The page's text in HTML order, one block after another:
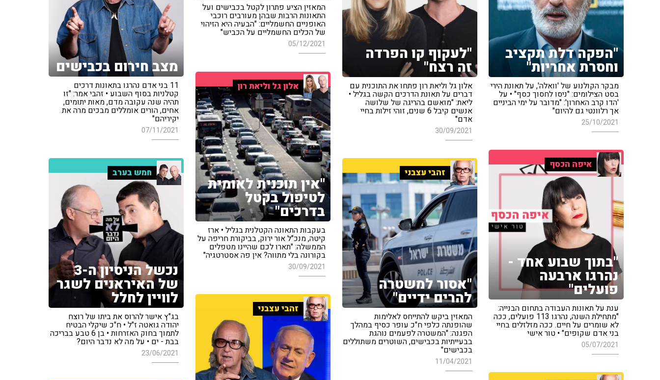
המאזין הציע פתרון לקטל בכבישים ועל
התאונות הרבות שבהן מעורבים רוכבי
האופניים החשמליים: "הבעיה היא הזיהוי
של הכלים החשמליים על הכביש"
05/12/2021
מצב חירום בכבישים
11 בני אדם נהרגו בתאונות דרכים
קטלניות בסוף השבוע • זהבי אמר: "זו
תהיה שנה עקובה מדם, מאות יתומים,
אחים, הורים אומללים מבכים מרה את
יקיריהם"
07/11/2021
"הפקה דלת תקציב
וחסרת אחריות"
מבקר הקולנוע של 'וואלה', על תאונת הירי
בסט הצילומים: "ניסו לחסוך כסף" • על
'הדו קרב האחרון': "מדובר על ימי הביניים
אך רלוונטי גם להיום"
25/10/2021
"לעקוף קו הפרדה
זה רצח"
אלון גל וליאת רון פתחו את התוכנית עם
דברים על תאונת הדרכים הקשה בגליל •
ליאת: "מואשם בהריגה של שלושה
אנשים קיבל 6 שנים, זוהי זילות בחיי
אדם"
30/09/2021
אלון גל וליאת רון
"אין תוכנית לאומית
לטיפול בקטל
בדרכים"
בעקבות התאונה הקטלנית בגליל • ארז
קיטה, מנכ"ל אור ירוק, בביקורת חריפה על
הממשלה: "תארו לכם שהיינו מטפלים
בקורונה בלי מתווה? אין פה אסטרטגיה"
30/09/2021
איפה הכסף
"בתוך שבוע אחד -
נהרגו ארבעה
פועלים"
ענת על תאונות העבודה בתחום הבנייה:
"מתחילת השנה, נהרגו 113 פועלים, ככה
לא שומרים על חיים. ככה מזלזלים בחיי
בני אדם שקופים" • טור אישי
05/07/2021
חמש בערב
נכשל הניסיון ה-3
של האיראנים לשגר
לוויין לחלל
בג"ץ אישר להרוס את ביתו של רוצח
יהודה גואטה ז"ל • ח"כ שיקלי הבטיח
לתמוך בחוק האזרחות • בן 6 טבע בבריכה
בבת - ים • על מה לא נדבר היום?
23/06/2021
זהבי עצבני
"אסור למשטרה
להרים ידיים"
המאזין ביקש להתייחס לאלימות
שהופנתה כלפי ח"כ עופר כסיף במהלך
הפגנה: "המשטרה לפעמים נוהגת
בבעייתיות בכבישים, השוטרים משתוללים
בכבישים"
11/04/2021
זהבי עצבני